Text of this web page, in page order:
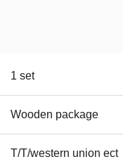
1 set
Wooden package
T/T/western union ect